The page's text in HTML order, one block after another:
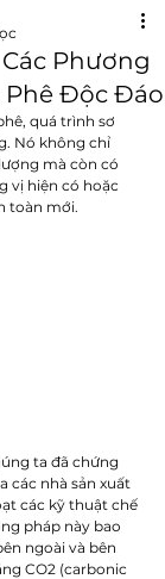
Phương
Phê Độc Đáo
quá trình sơ
Nó không chỉ
mà còn có
vị hiện có hoặc
toàn mới.
ta đã chứng
các nhà sản xuất
các kỹ thuật chế
pháp này bao
ngoài và bên
CO2 (carbonic